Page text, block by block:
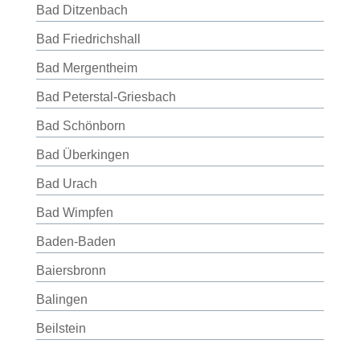
Bad Ditzenbach
Bad Friedrichshall
Bad Mergentheim
Bad Peterstal-Griesbach
Bad Schönborn
Bad Überkingen
Bad Urach
Bad Wimpfen
Baden-Baden
Baiersbronn
Balingen
Beilstein